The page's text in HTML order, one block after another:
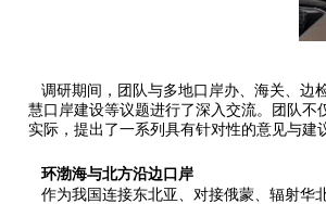
调研期间，团队与多地口岸办、海关、边
慧口岸建设等议题进行了深入交流。团队
实际，提出了一系列具有针对性的意见与建
环渤海与北方沿边口岸
作为我国连接东北亚、对接俄蒙、辐射华